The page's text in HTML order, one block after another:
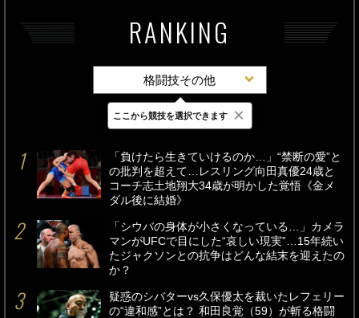
RANKING
格闘技その他
最新 24時間 週間
「負けたら生きていけるのか…」“禁断の愛”と
の批判を超えて…レスリング向田真優24歳と
コーチ志土地翔大34歳が明かした覚悟《金メ
ダル後に結婚》
「シウバの身体が小さくなっている…」カメラ
マンがUFCで目にした“哀しい現実”…15年続い
たジャクソンとの抗争はどんな結末を迎えたの
か？
疑惑のシバターvs久保優太を裁いたレフェリー
の“違和感”とは？ 和田良覚（59）が斬る格闘
ここから競技を選択できます ×